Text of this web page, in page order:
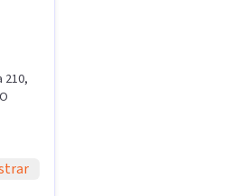
210,